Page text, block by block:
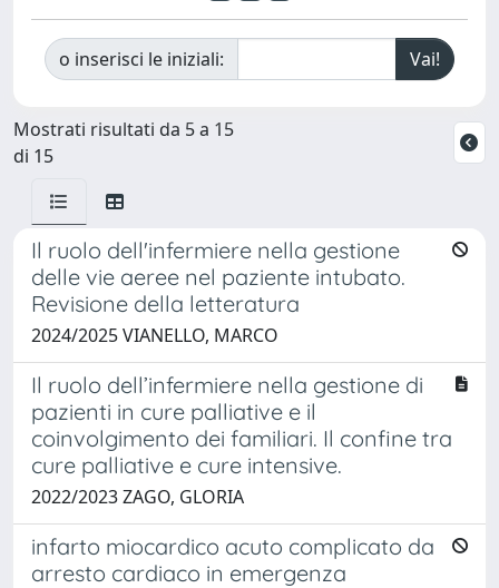
o inserisci le iniziali:
Mostrati risultati da 5 a 15
di 15
Il ruolo dell'infermiere nella gestione
delle vie aeree nel paziente intubato.
Revisione della letteratura
2024/2025 VIANELLO, MARCO
Il ruolo dell’infermiere nella gestione di
pazienti in cure palliative e il
coinvolgimento dei familiari. Il confine tra
cure palliative e cure intensive.
2022/2023 ZAGO, GLORIA
infarto miocardico acuto complicato da
arresto cardiaco in emergenza